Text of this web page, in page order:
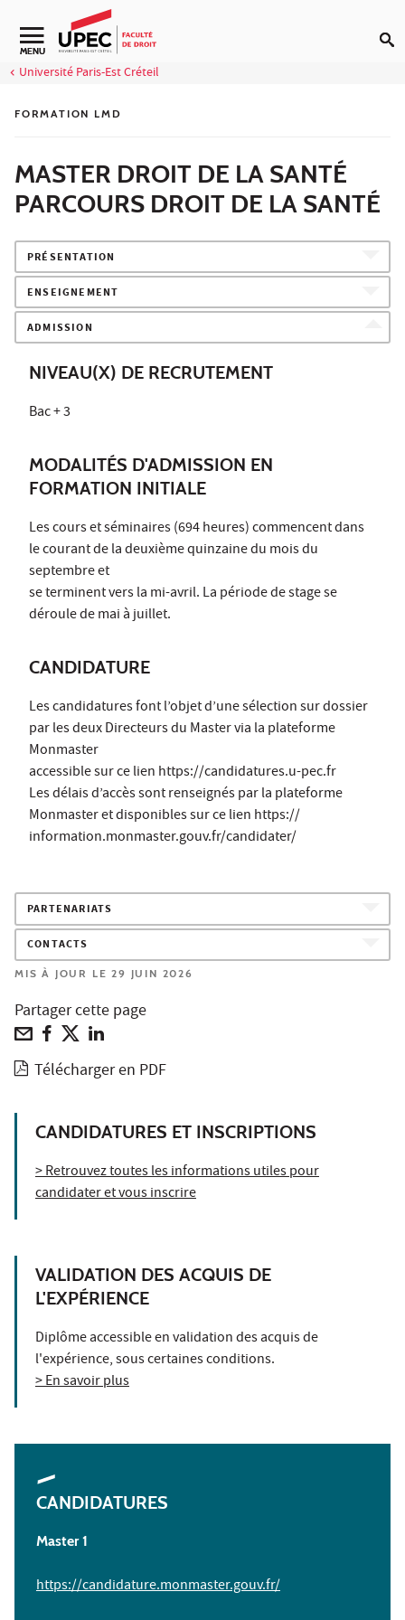
Aller au contenu
Navigation secondaire
MENU
Université Paris-Est Créteil
FORMATION LMD
MASTER DROIT DE LA SANTÉ
PARCOURS DROIT DE LA SANTÉ
PRÉSENTATION
ENSEIGNEMENT
ADMISSION
NIVEAU(X) DE RECRUTEMENT
Bac + 3
MODALITÉS D'ADMISSION EN
FORMATION INITIALE
Les cours et séminaires (694 heures) commencent dans
le courant de la deuxième quinzaine du mois du
septembre et
se terminent vers la mi-avril. La période de stage se
déroule de mai à juillet.
CANDIDATURE
Les candidatures font l’objet d’une sélection sur dossier
par les deux Directeurs du Master via la plateforme
Monmaster
accessible sur ce lien https://candidatures.u-pec.fr
Les délais d’accès sont renseignés par la plateforme
Monmaster et disponibles sur ce lien https://
information.monmaster.gouv.fr/candidater/
PARTENARIATS
CONTACTS
MIS À JOUR LE 29 JUIN 2026
Partager cette page
Télécharger en PDF
CANDIDATURES ET INSCRIPTIONS
> Retrouvez toutes les informations utiles pour
candidater et vous inscrire
VALIDATION DES ACQUIS DE
L'EXPÉRIENCE
Diplôme accessible en validation des acquis de
l'expérience, sous certaines conditions.
> En savoir plus
CANDIDATURES
Master 1
https://candidature.monmaster.gouv.fr/